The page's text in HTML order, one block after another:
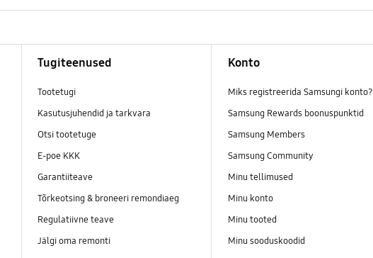
Tugiteenused
Tootetugi
Kasutusjuhendid ja tarkvara
Otsi tootetuge
E-poe KKK
Garantiiteave
Tõrkeotsing & broneeri remondiaeg
Regulatiivne teave
Jälgi oma remonti
Konto
Miks registreerida Samsungi konto?
Samsung Rewards boonuspunktid
Samsung Members
Samsung Community
Minu tellimused
Minu konto
Minu tooted
Minu sooduskoodid